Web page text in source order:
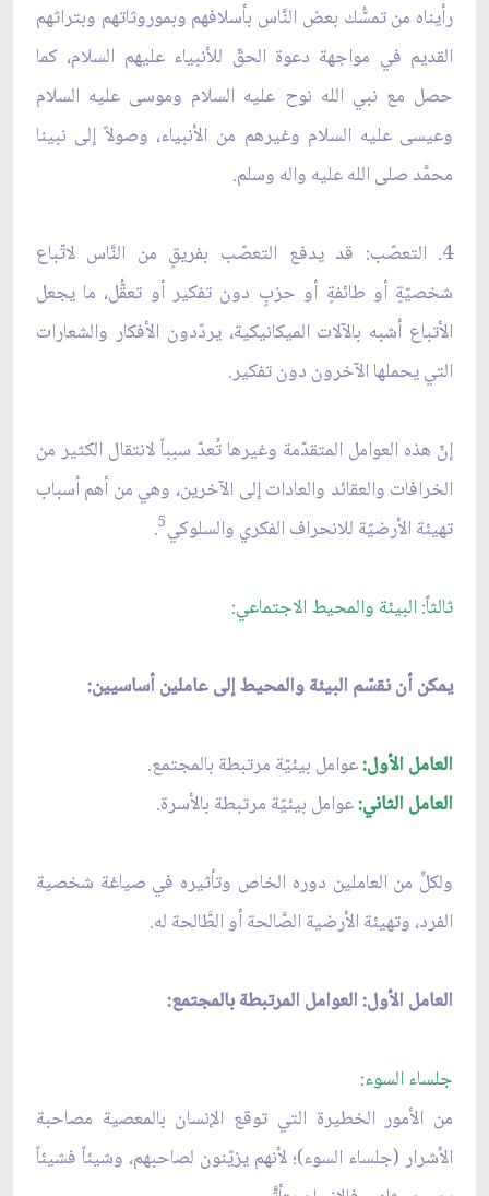
رأيناه من تمسُّك بعض النَّاس بأسلافهم وبموروثاتهم وبتراثهم
القديم في مواجهة دعوة الحقّ للأنبياء عليهم السلام، كما
حصل مع نبي الله نوح عليه السلام وموسى عليه السلام
وعيسى عليه السلام وغيرهم من الأنبياء، وصولاً إلى نبينا
محمَّد صلى الله عليه واله وسلم.
4. التعصّب: قد يدفع التعصّب بفريقٍ من النَّاس لاتّباع
شخصيّةٍ أو طائفةٍ أو حزبٍ دون تفكير أو تعقُّل، ما يجعل
الأتباع أشبه بالآلات الميكانيكية، يردّدون الأفكار والشعارات
التي يحملها الآخرون دون تفكير.
إنّ هذه العوامل المتقدّمة وغيرها تُعدّ سبباً لانتقال الكثير من
الخرافات والعقائد والعادات إلى الآخرين، وهي من أهم أسباب
تهيئة الأرضيّة للانحراف الفكري والسلوكي5
.
ثالثاً: البيئة والمحيط الاجتماعي:
يمكن أن نقسّم البيئة والمحيط إلى عاملين أساسيين:
العامل الأول:عوامل بيئيّة مرتبطة بالمجتمع.
العامل الثاني:عوامل بيئيّة مرتبطة بالأسرة.
ولكلٍّ من العاملين دوره الخاص وتأثيره في صياغة شخصية
الفرد، وتهيئة الأرضية الصَّالحة أو الطَّالحة له.
العامل الأول: العوامل المرتبطة بالمجتمع:
جلساء السوء:
من الأمور الخطيرة التي توقع الإنسان بالمعصية مصاحبة
الأشرار (جلساء السوء)؛ لأنهم يزيّنون لصاحبهم، وشيئاً فشيئاً